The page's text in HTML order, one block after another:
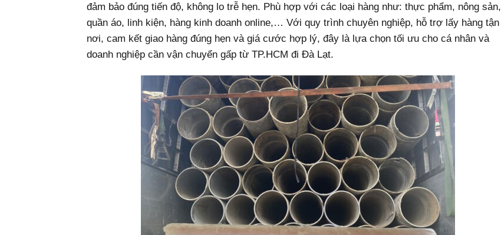
đảm bảo đúng tiến độ, không lo trễ hẹn. Phù hợp với các loại hàng như: thực phẩm, nông sản,
quần áo, linh kiện, hàng kinh doanh online,… Với quy trình chuyên nghiệp, hỗ trợ lấy hàng tận
nơi, cam kết giao hàng đúng hẹn và giá cước hợp lý, đây là lựa chọn tối ưu cho cá nhân và
doanh nghiệp cần vận chuyển gấp từ TP.HCM đi Đà Lạt.